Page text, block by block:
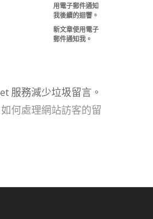
用電子郵件通知
我後續的迴響。
新文章使用電子
郵件通知我。
服務減少垃圾留言。
何處理網站訪客的留